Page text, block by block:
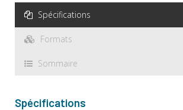
Spécifications
Formats
Sommaire
Spécifications